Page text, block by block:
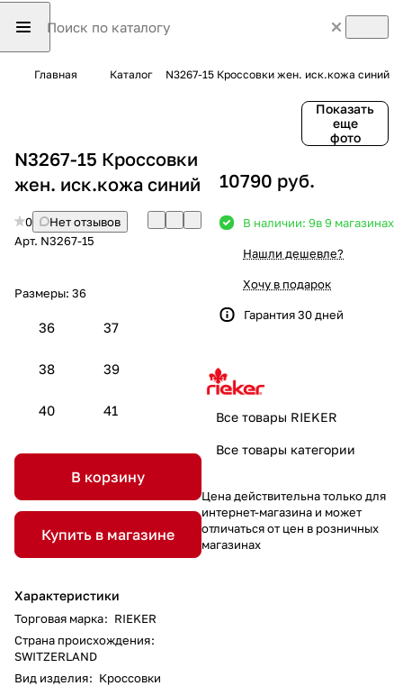
Главная Каталог N3267-15 Кроссовки жен. иск.кожа синий
Показать
еще
фото
N3267-15 Кроссовки
жен. иск.кожа синий
0
Нет отзывов
Арт. N3267-15
Размеры: 36
36 37
38 39
40 41
В корзину
Купить в магазине
Характеристики
Торговая марка: RIEKER
Страна происхождения:
SWITZERLAND
Вид изделия: Кроссовки
10790 руб.
В наличии: 9в 9 магазинах
Нашли дешевле?
Хочу в подарок
Гарантия 30 дней
Все товары RIEKER
Все товары категории
Цена действительна только для
интернет-магазина и может
отличаться от цен в розничных
магазинах